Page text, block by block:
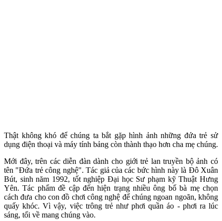
Thật không khó để chúng ta bắt gặp hình ảnh những đứa trẻ sử
dụng điện thoại và máy tính bảng còn thành thạo hơn cha mẹ chúng.
Mới đây, trên các diễn đàn dành cho giới trẻ lan truyền bộ ảnh có
tên "Đứa trẻ công nghệ". Tác giả của các bức hình này là Đô Xuân
Bút, sinh năm 1992, tốt nghiệp Đại học Sư phạm kỹ Thuật Hưng
Yên. Tác phẩm đề cập đến hiện trạng nhiều ông bố bà mẹ chọn
cách đưa cho con đồ chơi công nghệ để chúng ngoan ngoãn, không
quấy khóc. Vì vậy, việc trông trẻ như phơi quần áo - phơi ra lúc
sáng, tối về mang chúng vào.